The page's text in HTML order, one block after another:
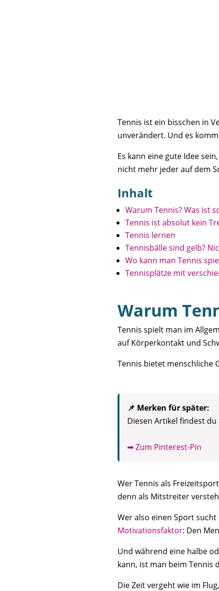
Tennis ist ein bisschen in
unverändert. Und es
Es kann eine gute Idee
nicht mehr jeder auf dem
Inhalt
Warum Tennis? Was ist
Tennis ist absolut kein
Tennis lernen
Tennisbälle sind gelb?
Wo kann man Tennis
Tennisplätze mit
Warum
Tennis spielt man im
auf Körperkontakt und
Tennis bietet menschliche
📌 Merken für später:
Diesen Artikel findest
➡ Zum Pinterest-Pin
Wer Tennis als
denn als Mitstreiter
Wer also einen Sport
Motivationsfaktor: Den
Und während eine halbe
kann, ist man beim Tennis
Die Zeit vergeht wie im